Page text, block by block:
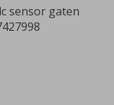
sensor gaten